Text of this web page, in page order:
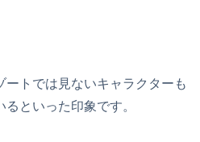
ートでは見ないキャラクターも
といった印象です。